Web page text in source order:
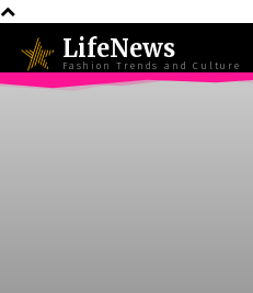
LifeNews
Fashion Trends and Culture